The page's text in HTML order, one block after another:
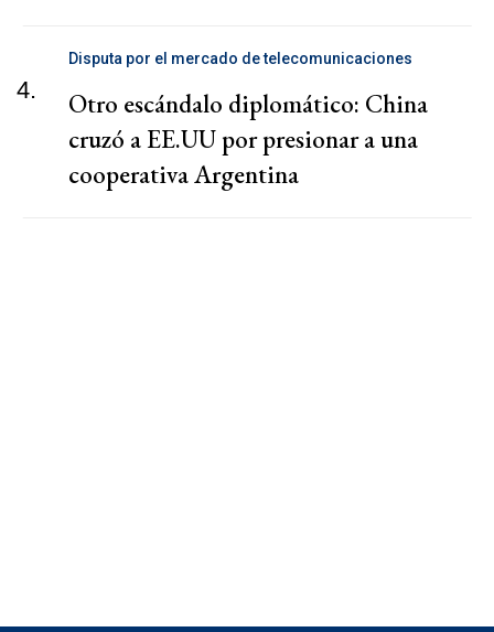
4.
Disputa por el mercado de telecomunicaciones
Otro escándalo diplomático: China
cruzó a EE.UU por presionar a una
cooperativa Argentina